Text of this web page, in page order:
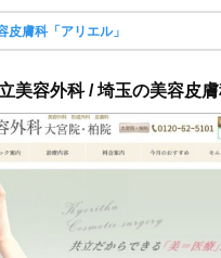
皮膚科「アリエル」
美容外科 / 埼玉の美容皮